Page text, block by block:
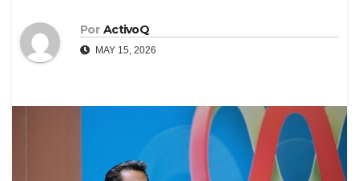
Por ActivoQ
MAY 15, 2026